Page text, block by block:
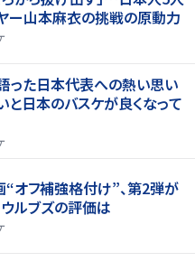
ー山本麻衣の挑戦の原動力
った日本代表への熱い思い
と日本のバスケが良くなって
“オフ補強格付け”、第2弾が
ルブズの評価は